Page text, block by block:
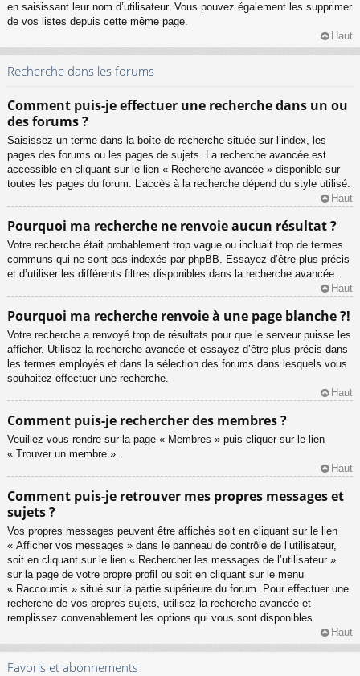
en saisissant leur nom d’utilisateur. Vous pouvez également les supprimer
de vos listes depuis cette même page.
Haut
Recherche dans les forums
Comment puis-je effectuer une recherche dans un ou
des forums ?
Saisissez un terme dans la boîte de recherche située sur l’index, les
pages des forums ou les pages de sujets. La recherche avancée est
accessible en cliquant sur le lien « Recherche avancée » disponible sur
toutes les pages du forum. L’accès à la recherche dépend du style utilisé.
Haut
Pourquoi ma recherche ne renvoie aucun résultat ?
Votre recherche était probablement trop vague ou incluait trop de termes
communs qui ne sont pas indexés par phpBB. Essayez d’être plus précis
et d’utiliser les différents filtres disponibles dans la recherche avancée.
Haut
Pourquoi ma recherche renvoie à une page blanche ?!
Votre recherche a renvoyé trop de résultats pour que le serveur puisse les
afficher. Utilisez la recherche avancée et essayez d’être plus précis dans
les termes employés et dans la sélection des forums dans lesquels vous
souhaitez effectuer une recherche.
Haut
Comment puis-je rechercher des membres ?
Veuillez vous rendre sur la page « Membres » puis cliquer sur le lien
« Trouver un membre ».
Haut
Comment puis-je retrouver mes propres messages et
sujets ?
Vos propres messages peuvent être affichés soit en cliquant sur le lien
« Afficher vos messages » dans le panneau de contrôle de l’utilisateur,
soit en cliquant sur le lien « Rechercher les messages de l’utilisateur »
sur la page de votre propre profil ou soit en cliquant sur le menu
« Raccourcis » situé sur la partie supérieure du forum. Pour effectuer une
recherche de vos propres sujets, utilisez la recherche avancée et
remplissez convenablement les options qui vous sont disponibles.
Haut
Favoris et abonnements